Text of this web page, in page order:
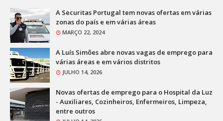
A Securitas Portugal tem novas ofertas em várias
zonas do país e em várias áreas
MARÇO 22, 2024
A Luís Simões abre novas vagas de emprego para
várias áreas e em vários distritos
JULHO 14, 2026
Novas ofertas de emprego para o Hospital da Luz
- Auxiliares, Cozinheiros, Enfermeiros, Limpeza,
entre outros